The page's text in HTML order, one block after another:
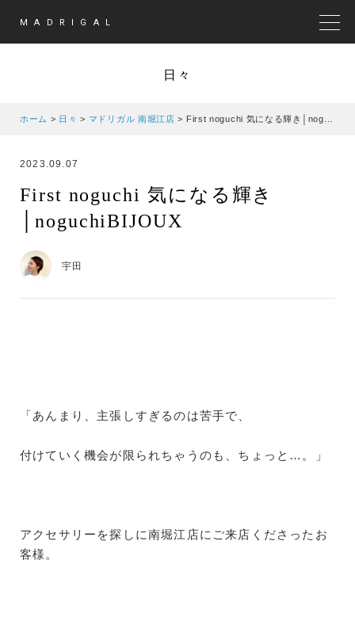
MADRIGAL
日々
ホーム > 日々 > マドリガル 南堀江店 > First noguchi 気になる輝き│noguchiBIJOUX
2023.09.07
First noguchi 気になる輝き
│noguchiBIJOUX
宇田
「あんまり、主張しすぎるのは苦手で、
付けていく機会が限られちゃうのも、ちょっと…。」
アクセサリーを探しに南堀江店にご来店くださったお
客様。